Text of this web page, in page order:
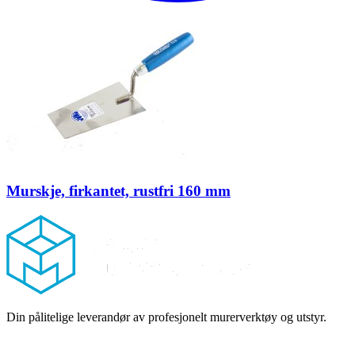
Murskje, firkantet, rustfri 160 mm
Footer
Din pålitelige leverandør av profesjonelt murerverktøy og utstyr.